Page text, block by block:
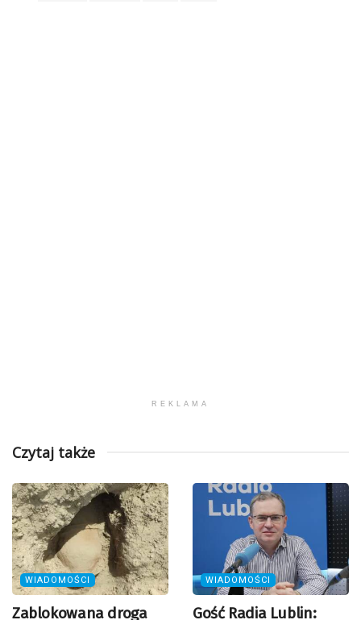
REKLAMA
Czytaj także
WIADOMOŚCI
Zablokowana droga
WIADOMOŚCI
Gość Radia Lublin: